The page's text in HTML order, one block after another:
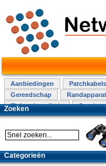
Aanbiedingen Patchkabels
Gereedschap
Elektra installatie
Overige
Zoeken
Categorieën